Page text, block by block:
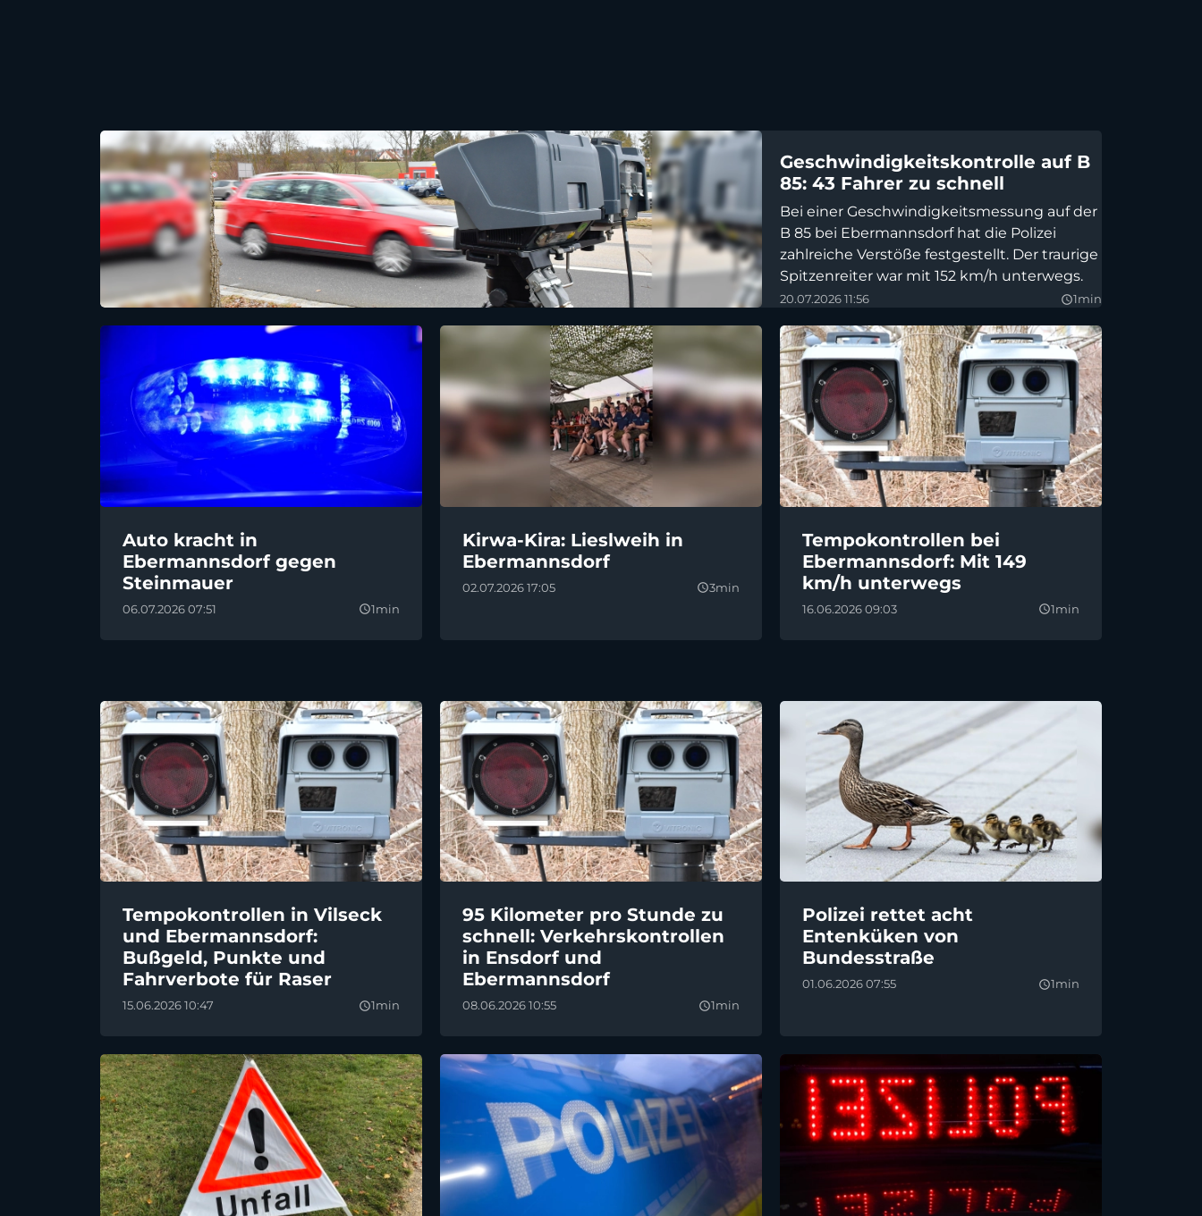
Geschwindigkeitskontrolle auf B
85: 43 Fahrer zu schnell
Bei einer Geschwindigkeitsmessung auf der
B 85 bei Ebermannsdorf hat die Polizei
zahlreiche Verstöße festgestellt. Der traurige
Spitzenreiter war mit 152 km/h unterwegs.
20.07.2026 11:56 query_builder1min
Auto kracht in
Ebermannsdorf gegen
Steinmauer
06.07.2026 07:51 query_builder1min
Kirwa-Kira: Lieslweih in
Ebermannsdorf
02.07.2026 17:05 query_builder3min
Tempokontrollen bei
Ebermannsdorf: Mit 149
km/h unterwegs
16.06.2026 09:03 query_builder1min
Tempokontrollen in Vilseck
und Ebermannsdorf:
Bußgeld, Punkte und
Fahrverbote für Raser
15.06.2026 10:47 query_builder1min
95 Kilometer pro Stunde zu
schnell: Verkehrskontrollen
in Ensdorf und
Ebermannsdorf
08.06.2026 10:55 query_builder1min
Polizei rettet acht
Entenküken von
Bundesstraße
01.06.2026 07:55 query_builder1min